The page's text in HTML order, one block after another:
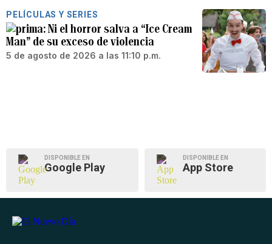
PELÍCULAS Y SERIES
Ni el horror salva a “Ice Cream
Man” de su exceso de violencia
5 de agosto de 2026 a las 11:10 p.m.
DISPONIBLE EN
Google Play
DISPONIBLE EN
App Store